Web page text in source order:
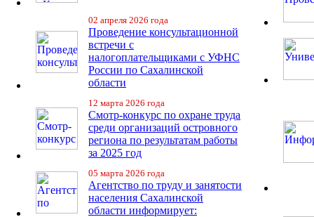
02 апреля 2026 года
Проведение консультационной
встречи с
налогоплательщиками с УФНС
России по Сахалинской
области
12 марта 2026 года
Смотр-конкурс по охране труда
среди организаций островного
региона по результатам работы
за 2025 год
05 марта 2026 года
Агентство по труду и занятости
населения Сахалинской
области информирует: